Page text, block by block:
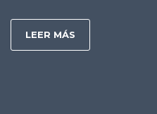
LEER MÁS